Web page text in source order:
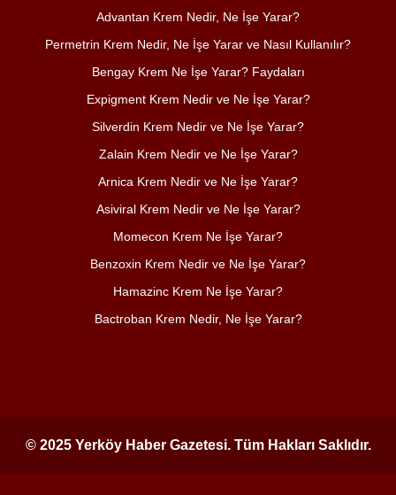
Advantan Krem Nedir, Ne İşe Yarar?
Permetrin Krem Nedir, Ne İşe Yarar ve Nasıl Kullanılır?
Bengay Krem Ne İşe Yarar? Faydaları
Expigment Krem Nedir ve Ne İşe Yarar?
Silverdin Krem Nedir ve Ne İşe Yarar?
Zalain Krem Nedir ve Ne İşe Yarar?
Arnica Krem Nedir ve Ne İşe Yarar?
Asiviral Krem Nedir ve Ne İşe Yarar?
Momecon Krem Ne İşe Yarar?
Benzoxin Krem Nedir ve Ne İşe Yarar?
Hamazinc Krem Ne İşe Yarar?
Bactroban Krem Nedir, Ne İşe Yarar?
© 2025 Yerköy Haber Gazetesi. Tüm Hakları Saklıdır.